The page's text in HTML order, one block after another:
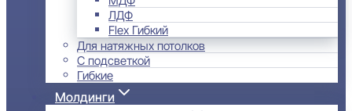
ЛДФ
Flex Гибкий
Для натяжных потолков
С подсветкой
Гибкие
Молдинги